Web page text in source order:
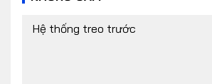
Hệ thống treo trước